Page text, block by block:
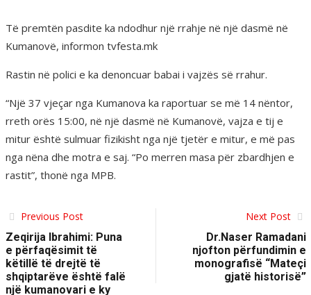
Të premtën pasdite ka ndodhur një rrahje në një dasmë në
Kumanovë, informon tvfesta.mk
Rastin në polici e ka denoncuar babai i vajzës së rrahur.
“Një 37 vjeçar nga Kumanova ka raportuar se më 14 nëntor,
rreth orës 15:00, në një dasmë në Kumanovë, vajza e tij e
mitur është sulmuar fizikisht nga një tjetër e mitur, e më pas
nga nëna dhe motra e saj. “Po merren masa për zbardhjen e
rastit”, thonë nga MPB.
Previous Post
Zeqirija Ibrahimi: Puna
e përfaqësimit të
këtillë të drejtë të
shqiptarëve është falë
një kumanovari e ky
Next Post
Dr.Naser Ramadani
njofton përfundimin e
monografisë “Mateçi
gjatë historisë”